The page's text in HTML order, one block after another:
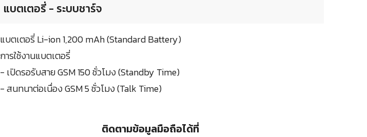
แบตเตอรี่ - ระบบชาร์จ
แบตเตอรี่ Li-ion 1,200 mAh (Standard Battery)
การใช้งานแบตเตอรี่
- เปิดรอรับสาย GSM 150 ชั่วโมง (Standby Time)
- สนทนาต่อเนื่อง GSM 5 ชั่วโมง (Talk Time)
ติดตามข้อมูลมือถือได้ที่